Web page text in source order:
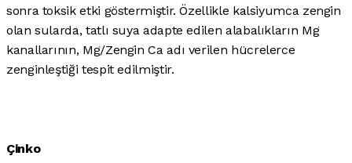
sonra toksik etki göstermiştir. Özellikle kalsiyumca zengin
olan sularda, tatlı suya adapte edilen alabalıkların Mg
kanallarının, Mg/Zengin Ca adı verilen hücrelerce
zenginleştiği tespit edilmiştir.
Çinko